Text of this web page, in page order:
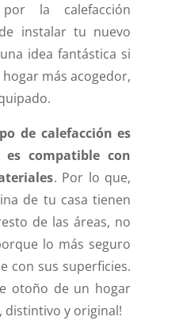
la calefacción
instalar tu nuevo
idea fantástica si
más acogedor,
de calefacción es
compatible con
. Por lo que,
de tu casa tienen
de las áreas, no
lo más seguro
con sus superficies.
otoño de un hogar
y original!